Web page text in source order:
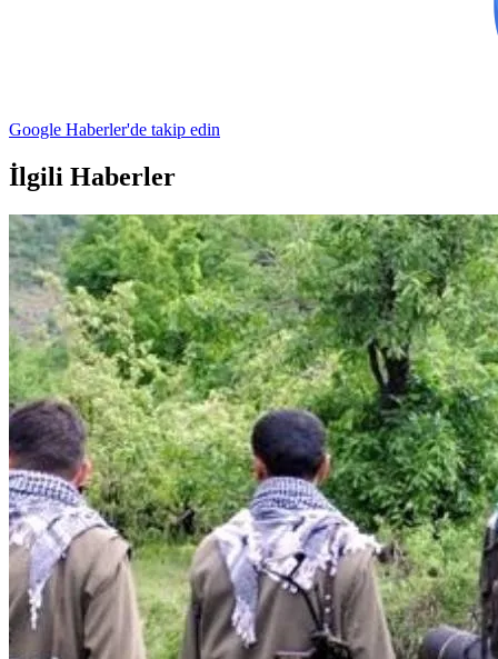
Google Haberler'de takip edin
İlgili Haberler